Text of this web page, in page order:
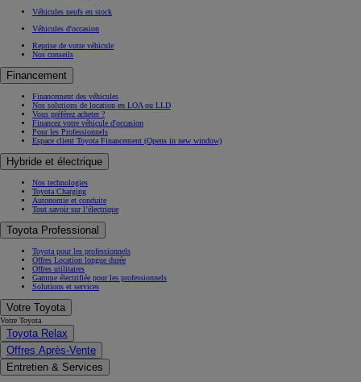
Véhicules neufs en stock
Véhicules d'occasion
Reprise de votre véhicule
Nos conseils
Financement
Financement des véhicules
Nos solutions de location en LOA ou LLD
Vous préférez acheter ?
Financez votre véhicule d'occasion
Pour les Professionnels
Espace client Toyota Financement (Opens in new window)
Hybride et électrique
Nos technologies
Toyota Charging
Autonomie et conduite
Tout savoir sur l’électrique
Toyota Professional
Toyota pour les professionnels
Offres Location longue durée
Offres utilitaires
Gamme électrifiée pour les professionnels
Solutions et services
Votre Toyota
Votre Toyota
Toyota Relax
Offres Après-Vente
Entretien & Services